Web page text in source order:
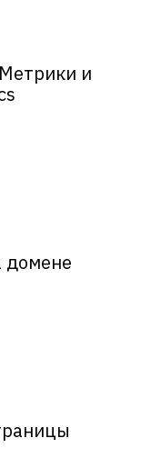
и
домене